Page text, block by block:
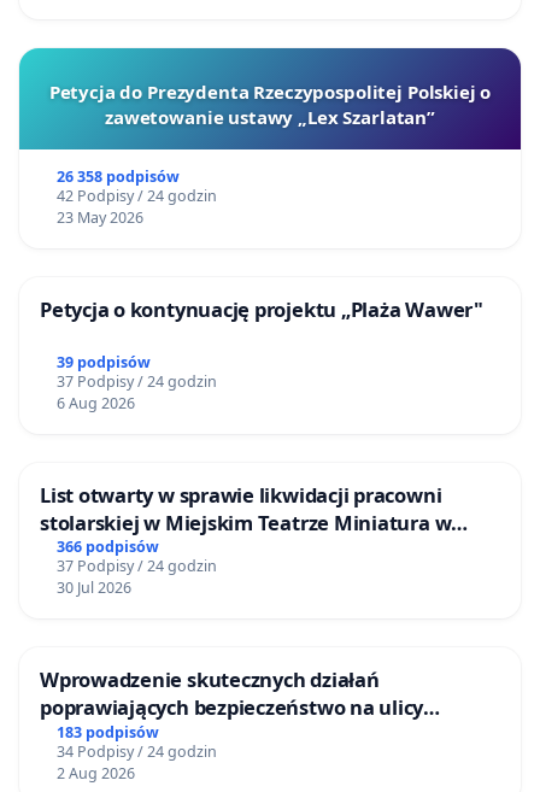
Petycja do Prezydenta Rzeczypospolitej Polskiej o
zawetowanie ustawy „Lex Szarlatan”
26 358 podpisów
42 Podpisy / 24 godzin
23 May 2026
Petycja o kontynuację projektu „Plaża Wawer"
39 podpisów
37 Podpisy / 24 godzin
6 Aug 2026
List otwarty w sprawie likwidacji pracowni
stolarskiej w Miejskim Teatrze Miniatura w
Gdańsku
366 podpisów
37 Podpisy / 24 godzin
30 Jul 2026
Wprowadzenie skutecznych działań
poprawiających bezpieczeństwo na ulicy
Żeromskiego w Otwocku
183 podpisów
34 Podpisy / 24 godzin
2 Aug 2026